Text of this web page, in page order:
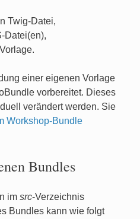
Twig-Datei,
Datei(en),
einer eigenen Vorlage
vorbereitet. Dieses
verändert werden. Sie
Workshop-Bundle
Bundles
im src-Verzeichnis
Bundles kann wie folgt